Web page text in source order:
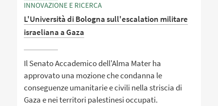
INNOVAZIONE E RICERCA
L'Università di Bologna sull'escalation militare
israeliana a Gaza
Il Senato Accademico dell'Alma Mater ha
approvato una mozione che condanna le
conseguenze umanitarie e civili nella striscia di
Gaza e nei territori palestinesi occupati.